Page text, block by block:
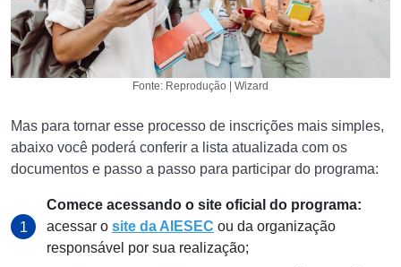
Fonte: Reprodução | Wizard
Mas para tornar esse processo de inscrições mais simples,
abaixo você poderá conferir a lista atualizada com os
documentos e passo a passo para participar do programa:
Comece acessando o site oficial do programa:
acessar o site da AIESEC ou da organização
responsável por sua realização;